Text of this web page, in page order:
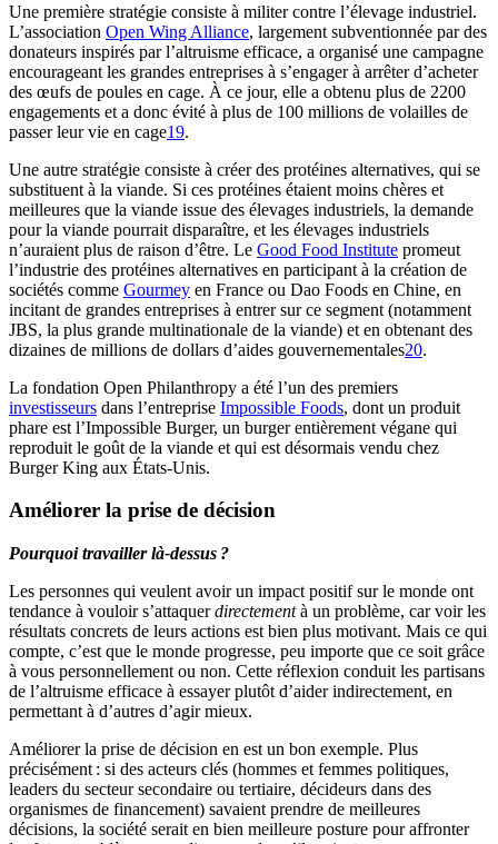
Une première stratégie consiste à militer contre l’élevage industriel.
L’association Open Wing Alliance, largement subventionnée par des
donateurs inspirés par l’altruisme efficace, a organisé une campagne
encourageant les grandes entreprises à s’engager à arrêter d’acheter
des œufs de poules en cage. À ce jour, elle a obtenu plus de 2200
engagements et a donc évité à plus de 100 millions de volailles de
passer leur vie en cage⁠19.
Une autre stratégie consiste à créer des protéines alternatives, qui se
substituent à la viande. Si ces protéines étaient moins chères et
meilleures que la viande issue des élevages industriels, la demande
pour la viande pourrait disparaître, et les élevages industriels
n’auraient plus de raison d’être. Le Good Food Institute promeut
l’industrie des protéines alternatives en participant à la création de
sociétés comme Gourmey en France ou Dao Foods en Chine, en
incitant de grandes entreprises à entrer sur ce segment (notamment
JBS, la plus grande multinationale de la viande) et en obtenant des
dizaines de millions de dollars d’aides gouvernementales⁠20.
La fondation Open Philanthropy a été l’un des premiers
investisseurs dans l’entreprise Impossible Foods, dont un produit
phare est l’Impossible Burger, un burger entièrement végane qui
reproduit le goût de la viande et qui est désormais vendu chez
Burger King aux États-Unis.
Améliorer la prise de décision
Pourquoi travailler là-dessus ?
Les personnes qui veulent avoir un impact positif sur le monde ont
tendance à vouloir s’attaquerdirectementà un problème, car voir les
résultats concrets de leurs actions est bien plus motivant. Mais ce qui
compte, c’est que le monde progresse, peu importe que ce soit grâce
à vous personnellement ou non. Cette réflexion conduit les partisans
de l’altruisme efficace à essayer plutôt d’aider indirectement, en
permettant à d’autres d’agir mieux.
Améliorer la prise de décision en est un bon exemple. Plus
précisément : si des acteurs clés (hommes et femmes politiques,
leaders du secteur secondaire ou tertiaire, décideurs dans des
organismes de financement) savaient prendre de meilleures
décisions, la société serait en bien meilleure posture pour affronter